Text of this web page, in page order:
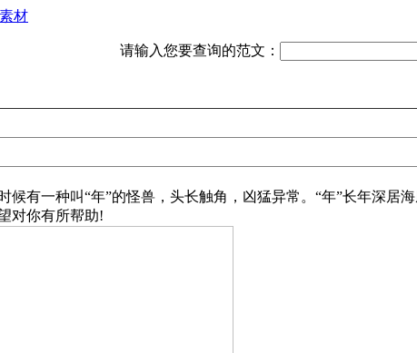
材
请输入您要查询的范文：
有一种叫“年”的怪兽，头长触角，凶猛异常。“年”长年深居
对你有所帮助!